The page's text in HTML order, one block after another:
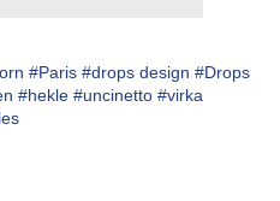
#Paris #drops design #Drops
#hekle #uncinetto #virka